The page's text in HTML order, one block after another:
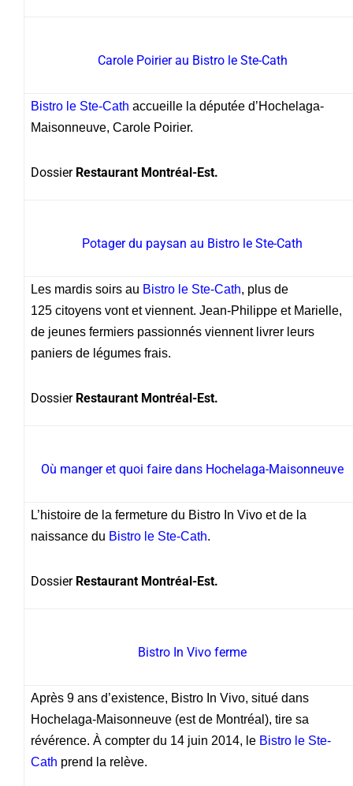
Carole Poirier au Bistro le Ste-Cath
Bistro le Ste-Cath accueille la députée d’Hochelaga-
Maisonneuve, Carole Poirier.
Dossier Restaurant Montréal-Est.
Potager du paysan au Bistro le Ste-Cath
Les mardis soirs au Bistro le Ste-Cath, plus de
125 citoyens vont et viennent. Jean-Philippe et Marielle,
de jeunes fermiers passionnés viennent livrer leurs
paniers de légumes frais.
Dossier Restaurant Montréal-Est.
Où manger et quoi faire dans Hochelaga-Maisonneuve
L’histoire de la fermeture du Bistro In Vivo et de la
naissance du Bistro le Ste-Cath.
Dossier Restaurant Montréal-Est.
Bistro In Vivo ferme
Après 9 ans d’existence, Bistro In Vivo, situé dans
Hochelaga-Maisonneuve (est de Montréal), tire sa
révérence. À compter du 14 juin 2014, le Bistro le Ste-
Cath prend la relève.